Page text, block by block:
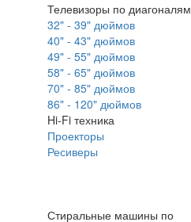
Телевизоры по диагоналям
32" - 39" дюймов
40" - 43" дюймов
49" - 55" дюймов
58" - 65" дюймов
70" - 85" дюймов
86" - 120" дюймов
Hi-Fi техника
Проекторы
Ресиверы
Стиральные машины по